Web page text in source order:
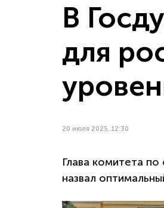
В
для
20 июля 2025, 12:30
Глава комитета
назвал